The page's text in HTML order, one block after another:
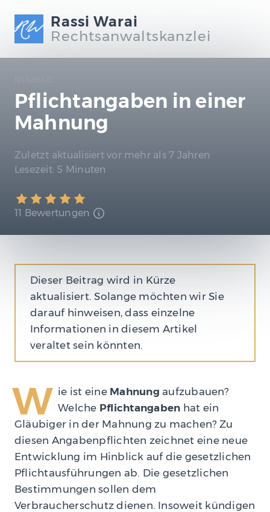
Rassi Warai
Rechtsanwaltskanzlei
Pflichtangaben in einer
Mahnung
Zuletzt aktualisiertvor mehr als 7 Jahren
Lesezeit: 5 Minuten
11 Bewertungen
Dieser Beitrag wird in Kürze
aktualisiert. Solange möchten wir Sie
darauf hinweisen, dass einzelne
Informationen in diesem Artikel
veraltet sein könnten.
W ie ist eine Mahnung aufzubauen?
Welche Pflichtangaben hat ein
Gläubiger in der Mahnung zu machen? Zu
diesen Angabenpflichten zeichnet eine neue
Entwicklung im Hinblick auf die gesetzlichen
Pflichtausführungen ab. Die gesetzlichen
Bestimmungen sollen dem
Verbraucherschutz dienen. Insoweit kündigen